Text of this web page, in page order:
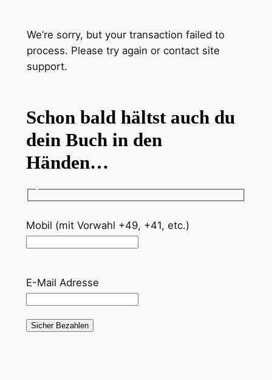
Inhalt
We’re sorry, but your transaction failed to
process. Please try again or contact site
support.
Schon bald hältst auch du
dein Buch in den
Händen…
Mobil (mit Vorwahl +49, +41, etc.)
E-Mail Adresse
Sicher Bezahlen